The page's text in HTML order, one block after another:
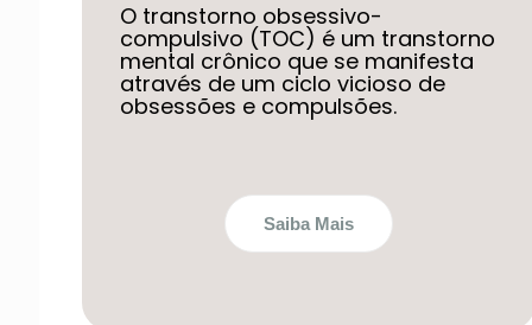
O transtorno obsessivo-
compulsivo (TOC) é um transtorno
mental crônico que se manifesta
através de um ciclo vicioso de
obsessões e compulsões.
Saiba Mais